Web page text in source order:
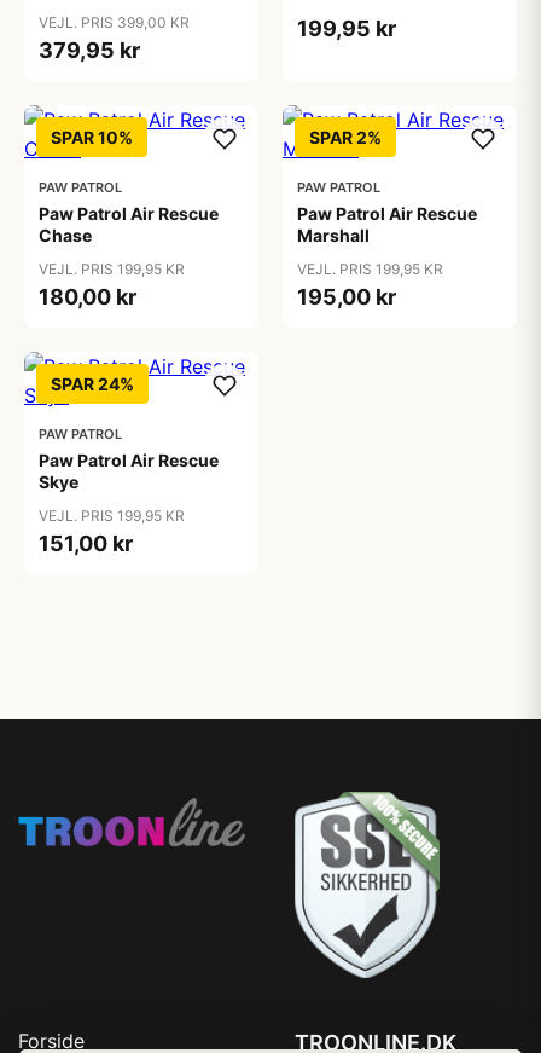
VEJL. PRIS 399,00 KR
379,95 kr
199,95 kr
SPAR 10%
PAW PATROL
Paw Patrol Air Rescue
Chase
VEJL. PRIS 199,95 KR
180,00 kr
SPAR 2%
PAW PATROL
Paw Patrol Air Rescue
Marshall
VEJL. PRIS 199,95 KR
195,00 kr
SPAR 24%
PAW PATROL
Paw Patrol Air Rescue
Skye
VEJL. PRIS 199,95 KR
151,00 kr
Forside TROONLINE.DK